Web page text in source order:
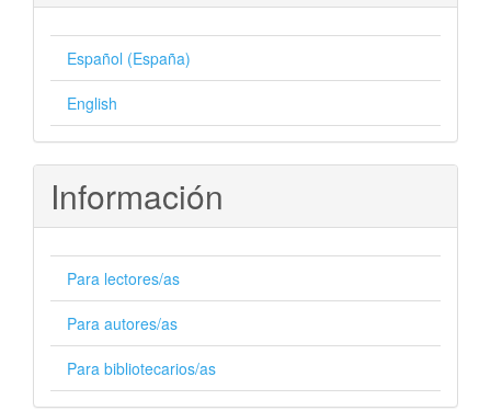
Español (España)
English
Información
Para lectores/as
Para autores/as
Para bibliotecarios/as